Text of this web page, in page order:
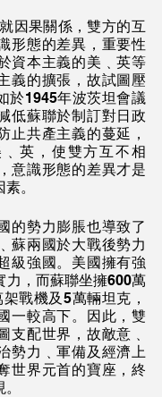
因果關係，雙方的互
形態的差異，重要性
資本主義的美﹑英等
義的擴張，故試圖壓
於1945年波茨坦會議
低蘇聯於制訂對日政
止共產主義的蔓延，
英，使雙方互不相
意識形態的差異才是
。
的勢力膨脹也導致了
蘇兩國於大戰後勢力
級強國。美國擁有強
力，而蘇聯坐擁600萬
戰機及5萬輛坦克，
一較高下。因此，雙
支配世界，故敵意﹑
勢力﹑軍備及經濟上
世界元首的寶座，終